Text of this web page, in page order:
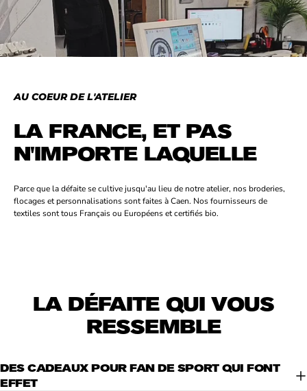
AU COEUR DE L'ATELIER
LA FRANCE, ET PAS
N'IMPORTE LAQUELLE
Parce que la défaite se cultive jusqu'au lieu de notre atelier, nos broderies,
flocages et personnalisations sont faites à Caen. Nos fournisseurs de
textiles sont tous Français ou Européens et certifiés bio.
LA DÉFAITE QUI VOUS
RESSEMBLE
DES CADEAUX POUR FAN DE SPORT QUI FONT
EFFET